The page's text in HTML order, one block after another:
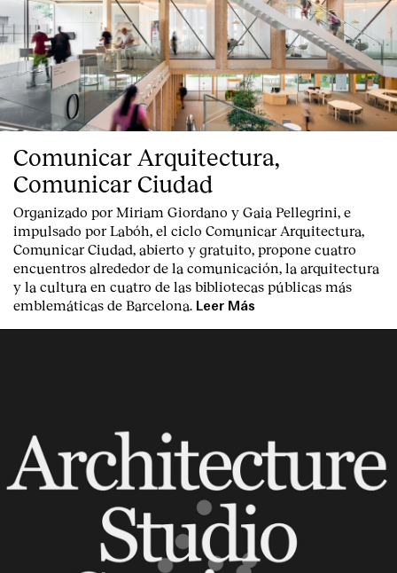
Comunicar Arquitectura,
Comunicar Ciudad
Organizado por Miriam Giordano y Gaia Pellegrini, e
impulsado por Labóh, el ciclo Comunicar Arquitectura,
Comunicar Ciudad, abierto y gratuito, propone cuatro
encuentros alrededor de la comunicación, la arquitectura
y la cultura en cuatro de las bibliotecas públicas más
emblemáticas de Barcelona. Leer Más